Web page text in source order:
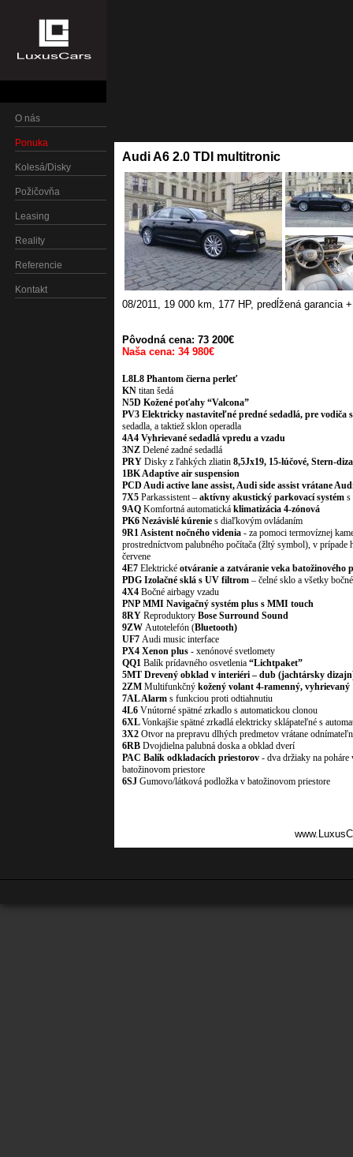
O nás
Ponuka
Kolesá/Disky
Požičovňa
Leasing
Reality
Referencie
Kontakt
Audi A6 2.0 TDI multitronic
08/2011, 19 000 km, 177 HP, predĺžená garancia
Pôvodná cena: 73 200€
Naša cena: 34 980€
L8L8 Phantom čierna perleť
KN titan šedá
N5D Kožené poťahy “Valcona”
PV3 Elektricky nastaviteľné predné sedadlá, pre vodiča
sedadla, a taktiež sklon operadla
4A4 Vyhrievané sedadlá vpredu a vzadu
3NZ Delené zadné sedadlá
PRY Disky z ľahkých zliatin 8,5Jx19, 15-lúčové, Stern-
1BKAdaptive air suspension
PCD Audi active lane assist, Audi side assist vrátane
7X5 Parkassistent – aktívny akustický parkovací systém s
9AQ Komfortná automatická klimatizácia 4-zónová
PK6 Nezávislé kúrenie s diaľkovým ovládaním
9R1 Asistent nočného videnia - za pomoci termovíznej
prostredníctvom palubného počítača (žltý symbol), v
červene
4E7 Elektrické otváranie a zatváranie veka batožinového
PDG Izolačné sklá s UV filtrom – čelné sklo a všetky
4X4 Bočné airbagy vzadu
PNP MMI Navigačný systém plus s MMI touch
8RY Reproduktory Bose Surround Sound
9ZW Autotelefón (Bluetooth)
UF7 Audi music interface
PX4 Xenon plus - xenónové svetlomety
QQ1 Balík prídavného osvetlenia “Lichtpaket”
5MT Drevený obklad v interiéri – dub (jachtársky
2ZM Multifunkčný kožený volant 4-ramenný, vyhrievaný
7ALAlarm s funkciou proti odtiahnutiu
4L6 Vnútorné spätné zrkadlo s automatickou clonou
6XLVonkajšie spätné zrkadlá elektricky sklápateľné s
3X2 Otvor na prepravu dlhých predmetov vrátane
6RB Dvojdielna palubná doska a obklad dverí
PAC Balík odkladacích priestorov - dva držiaky na
batožinovom priestore
6SJ Gumovo/látková podložka v batožinovom priestore